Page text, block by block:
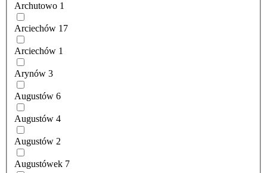
Archutowo 1
Arciechów 17
Arciechów 1
Arynów 3
Augustów 6
Augustów 4
Augustów 2
Augustówek 7